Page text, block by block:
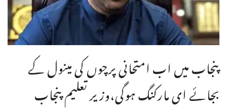
پنجاب میں اب امتحانی پرچوں کی مینول کے
بجائے ای مارکنگ ہوگی،وزیر تعلیم پنجاب